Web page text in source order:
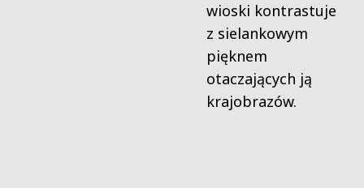
wioski kontrastuje
z sielankowym
pięknem
otaczających ją
krajobrazów.